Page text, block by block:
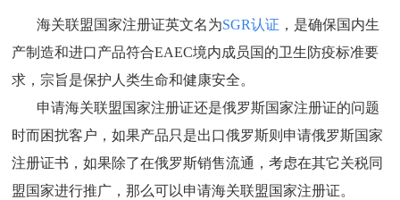
海关联盟国家注册证英文名为SGR认证 ，是确保国内生
产制造和进口产品符合EAEC境内成员国的卫生防疫标准要
求，宗旨是保护人类生命和健康安全。
申请海关联盟国家注册证还是俄罗斯国家注册证的问题
时而困扰客户，如果产品只是出口俄罗斯则申请俄罗斯国家
注册证书，如果除了在俄罗斯销售流通，考虑在其它关税同
盟国家进行推广，那么可以申请海关联盟国家注册证。